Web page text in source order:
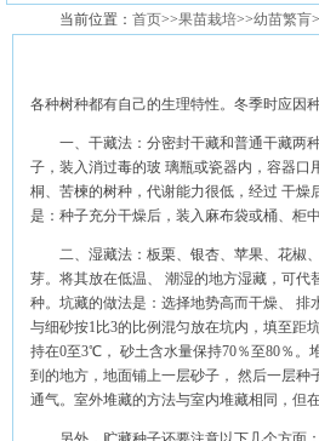
当前位置： 首页>>果苗栽培>>幼苗繁肓
各种树种都有自己的生理特性。冬季时应因
一、干藏法：分密封干藏和普通干藏两种
子，装入消过毒的玻 璃瓶或瓷器内，容器
桐、苦楝的树种，代谢能力很低，经过 干
是：种子充分干燥后，装入麻布袋或桶、柜
二、湿藏法：板栗、银杏、苹果、花椒、
芽。将其放在低温、 潮湿的地方湿藏，可
种。坑藏的做法是：选择地势高而干燥、 排
与细砂按1比3的比例混匀放在坑内，填至距
持在0至3℃， 砂土含水量保持70％至80％。
到的地方，地面铺上一层砂子， 然后一层种
通气。室外堆藏的方法与室内堆藏相同，但